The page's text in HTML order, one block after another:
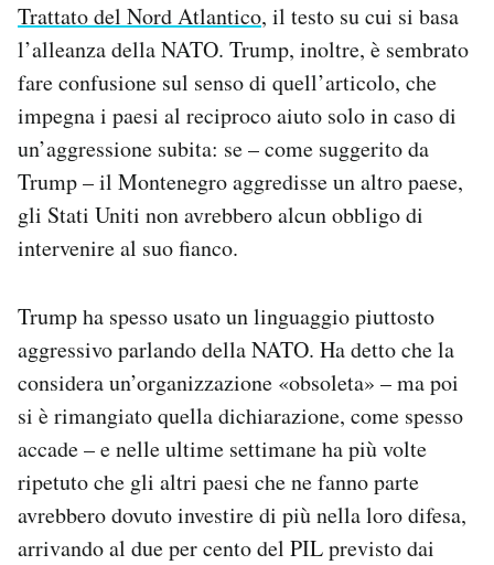
Trattato del Nord Atlantico, il testo su cui si basa
l’alleanza della NATO. Trump, inoltre, è sembrato
fare confusione sul senso di quell’articolo, che
impegna i paesi al reciproco aiuto solo in caso di
un’aggressione subita: se – come suggerito da
Trump – il Montenegro aggredisse un altro paese,
gli Stati Uniti non avrebbero alcun obbligo di
intervenire al suo fianco.
Trump ha spesso usato un linguaggio piuttosto
aggressivo parlando della NATO. Ha detto che la
considera un’organizzazione «obsoleta» – ma poi
si è rimangiato quella dichiarazione, come spesso
accade – e nelle ultime settimane ha più volte
ripetuto che gli altri paesi che ne fanno parte
avrebbero dovuto investire di più nella loro difesa,
arrivando al due per cento del PIL previsto dai